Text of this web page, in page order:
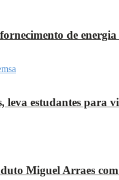
de
estudantes para
Miguel Arraes